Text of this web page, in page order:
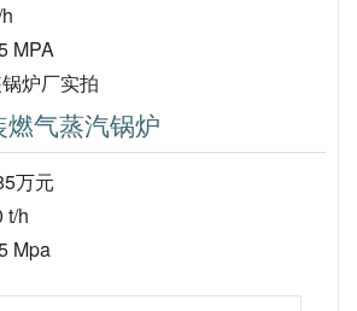
MPA
气蒸汽锅炉
万元
t/h
Mpa